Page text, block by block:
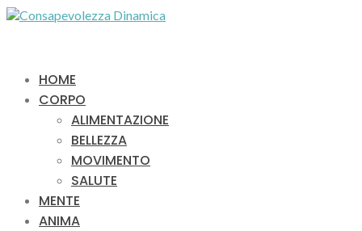
HOME
CORPO
ALIMENTAZIONE
BELLEZZA
MOVIMENTO
SALUTE
MENTE
ANIMA